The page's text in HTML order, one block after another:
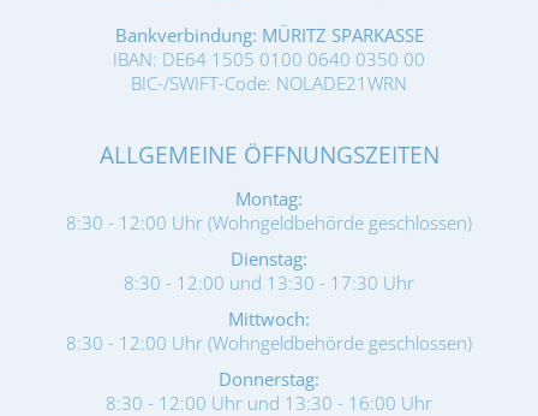
Bankverbindung: MÜRITZ SPARKASSE
IBAN: DE64 1505 0100 0640 0350 00
BIC-/SWIFT-Code: NOLADE21WRN
ALLGEMEINE ÖFFNUNGSZEITEN
Montag:
8:30 - 12:00 Uhr (Wohngeldbehörde geschlossen)
Dienstag:
8:30 - 12:00 und 13:30 - 17:30 Uhr
Mittwoch:
8:30 - 12:00 Uhr (Wohngeldbehörde geschlossen)
Donnerstag:
8:30 - 12:00 Uhr und 13:30 - 16:00 Uhr